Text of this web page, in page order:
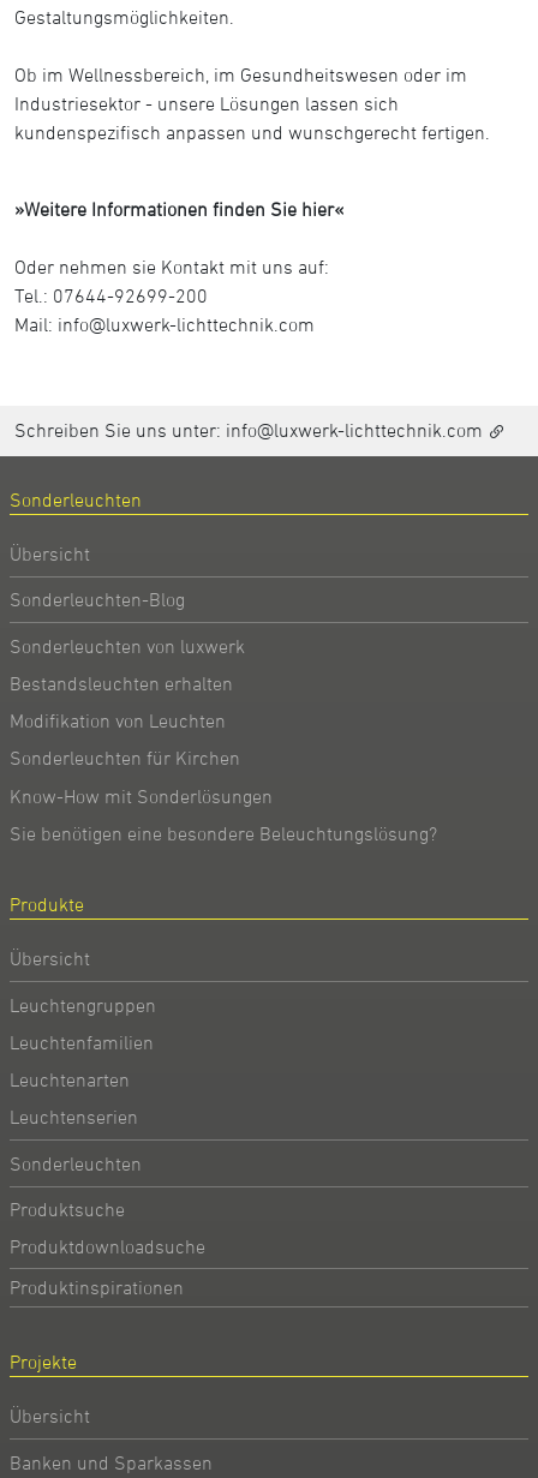
Gestaltungsmöglichkeiten.
Ob im Wellnessbereich, im Gesundheitswesen oder im
Industriesektor - unsere Lösungen lassen sich
kundenspezifisch anpassen und wunschgerecht fertigen.
»Weitere Informationen finden Sie hier«
Oder nehmen sie Kontakt mit uns auf:
Tel.: 07644-92699-200
Mail: info@luxwerk-lichttechnik.com
Schreiben Sie uns unter: info@luxwerk-lichttechnik.com
Sonderleuchten
Übersicht
Sonderleuchten-Blog
Sonderleuchten von luxwerk
Bestandsleuchten erhalten
Modifikation von Leuchten
Sonderleuchten für Kirchen
Know-How mit Sonderlösungen
Sie benötigen eine besondere Beleuchtungslösung?
Produkte
Übersicht
Leuchtengruppen
Leuchtenfamilien
Leuchtenarten
Leuchtenserien
Sonderleuchten
Produktsuche
Produktdownloadsuche
Produktinspirationen
Projekte
Übersicht
Banken und Sparkassen